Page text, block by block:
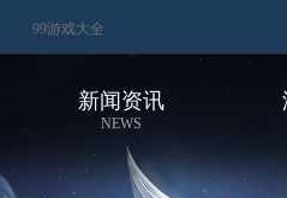
99游戏大全
新闻资讯
NEWS